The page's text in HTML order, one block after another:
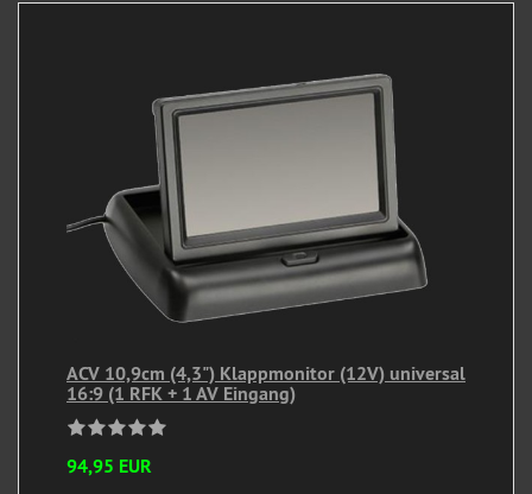
ACV 10,9cm (4,3") Klappmonitor (12V) universal
16:9 (1 RFK + 1 AV Eingang)
94,95 EUR